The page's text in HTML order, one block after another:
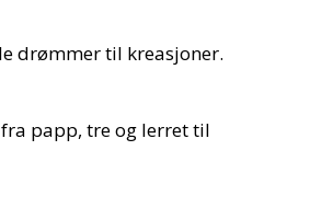
drømmer til kreasjoner.
papp, tre og lerret til